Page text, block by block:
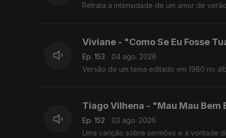
Retrata a intensidade de um amor de
Viviane - "Como Se Eu Fosse
Ep. 153
04 ago. 2026
Versão de um tema editado em 1980 no
Tiago Vilhena - "Mau Mau Bem
Ep. 152
03 ago. 2026
Uma canção sobre sermões e a vontade